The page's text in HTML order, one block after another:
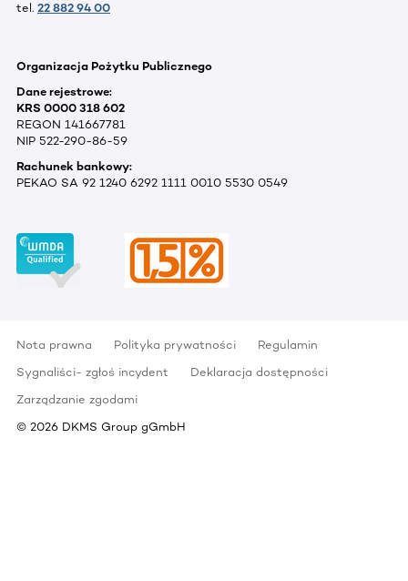
tel. 22 882 94 00
Organizacja Pożytku Publicznego
Dane rejestrowe:
KRS 0000 318 602
REGON 141667781
NIP 522-290-86-59
Rachunek bankowy:
PEKAO SA 92 1240 6292 1111 0010 5530 0549
Nota prawna Polityka prywatności
Regulamin
Sygnaliści- zgłoś incydent
Deklaracja dostępności
Zarządzanie zgodami
© 2026 DKMS Group gGmbH